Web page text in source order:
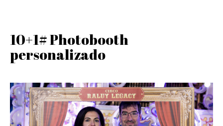
10+1# Photobooth
personalizado